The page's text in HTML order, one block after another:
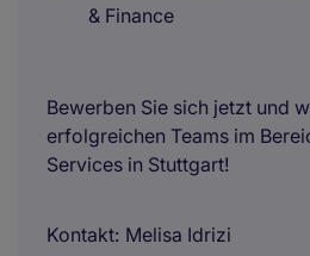
& Finance
Bewerben Sie sich jetzt und
erfolgreichen Teams im
Services in Stuttgart!
Kontakt Melisa Idrizi